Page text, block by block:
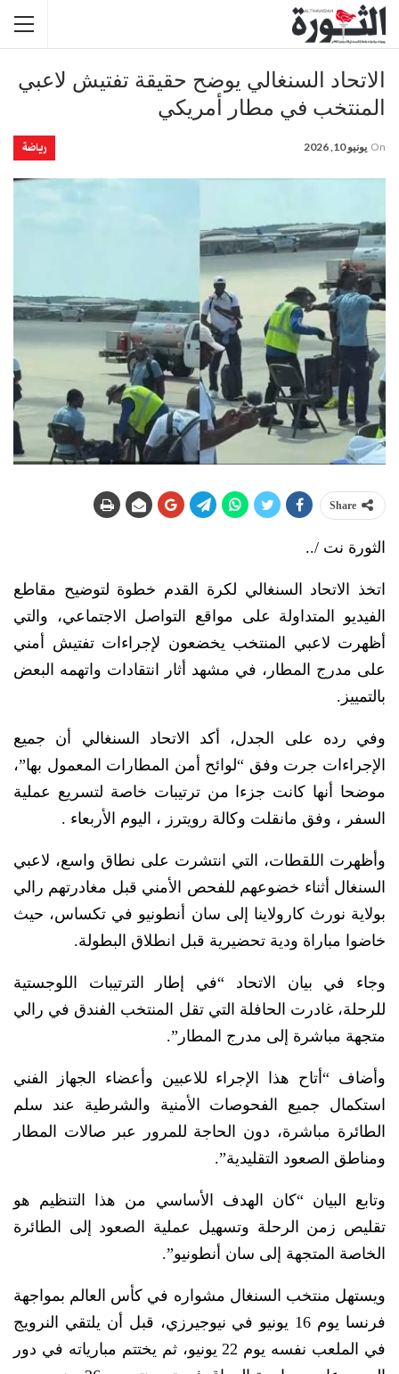
الاتحاد السنغالي يوضح حقيقة تفتيش لاعبي
المنتخب في مطار أمريكي
رياضة On يونيو 10, 2026
Share
الثورة نت /..
اتخذ الاتحاد السنغالي لكرة القدم خطوة لتوضيح مقاطع
الفيديو المتداولة على مواقع التواصل الاجتماعي، والتي
أظهرت لاعبي المنتخب يخضعون لإجراءات ‌تفتيش أمني
على مدرج المطار، في مشهد أثار انتقادات واتهمه البعض
بالتمييز.
وفي رده على الجدل، أكد الاتحاد السنغالي أن جميع
الإجراءات جرت وفق “لوائح أمن المطارات المعمول بها”،
موضحا أنها كانت جزءا من ترتيبات خاصة لتسريع عملية
السفر ، وفق مانقلت وكالة رويترز ، اليوم الأربعاء .
وأظهرت اللقطات، التي انتشرت على نطاق واسع، لاعبي
السنغال أثناء خضوعهم للفحص الأمني قبل مغادرتهم رالي
بولاية نورث كارولاينا إلى سان أنطونيو في تكساس، ⁠حيث
خاضوا مباراة ودية تحضيرية قبل انطلاق البطولة.
وجاء في بيان الاتحاد “في إطار الترتيبات اللوجستية
للرحلة، غادرت الحافلة التي تقل المنتخب الفندق في رالي
متجهة مباشرة إلى مدرج المطار”.
وأضاف “أتاح هذا الإجراء للاعبين ‌وأعضاء ⁠الجهاز الفني
استكمال جميع الفحوصات الأمنية والشرطية عند سلم
الطائرة مباشرة، دون الحاجة للمرور عبر صالات المطار
ومناطق الصعود التقليدية”.
وتابع البيان “كان الهدف الأساسي من هذا التنظيم هو
تقليص زمن الرحلة وتسهيل ⁠عملية الصعود إلى الطائرة
الخاصة المتجهة إلى سان أنطونيو”.
ويستهل منتخب السنغال مشواره في كأس العالم بمواجهة
فرنسا يوم 16 يونيو في نيوجيرزي، ⁠قبل أن يلتقي النرويج
في الملعب نفسه يوم 22 يونيو، ثم يختتم مبارياته في دور